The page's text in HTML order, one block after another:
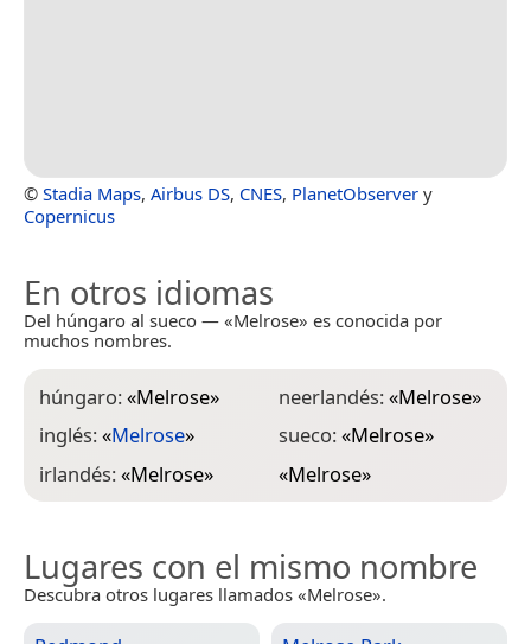
© Stadia Maps, Airbus DS, CNES, PlanetObserver y
Copernicus
En otros idiomas
Del húngaro al sueco — «Melrose» es conocida por
muchos nombres.
húngaro:«Melrose»
inglés:«Melrose»
irlandés:«Melrose»
neerlandés:«Melrose»
sueco:«Melrose»
«Melrose»
Lugares con el mismo nombre
Descubra otros lugares llamados «Melrose».